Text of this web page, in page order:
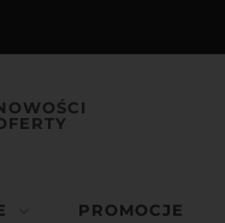
PROMOCJE